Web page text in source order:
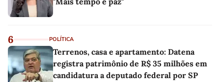
6 POLÍTICA
Terrenos, casa e apartamento: Datena
registra patrimônio de R$ 35 milhões em
candidatura a deputado federal por SP